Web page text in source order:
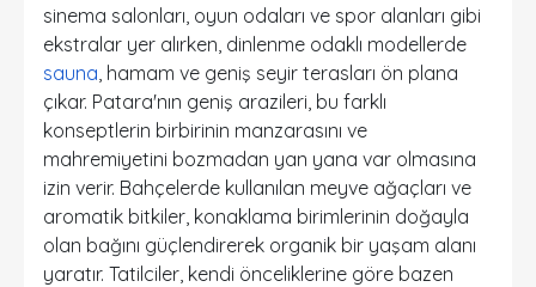
sinema salonları, oyun odaları ve spor alanları gibi
ekstralar yer alırken, dinlenme odaklı modellerde
sauna, hamam ve geniş seyir terasları ön plana
çıkar. Patara'nın geniş arazileri, bu farklı
konseptlerin birbirinin manzarasını ve
mahremiyetini bozmadan yan yana var olmasına
izin verir. Bahçelerde kullanılan meyve ağaçları ve
aromatik bitkiler, konaklama birimlerinin doğayla
olan bağını güçlendirerek organik bir yaşam alanı
yaratır. Tatilciler, kendi önceliklerine göre bazen